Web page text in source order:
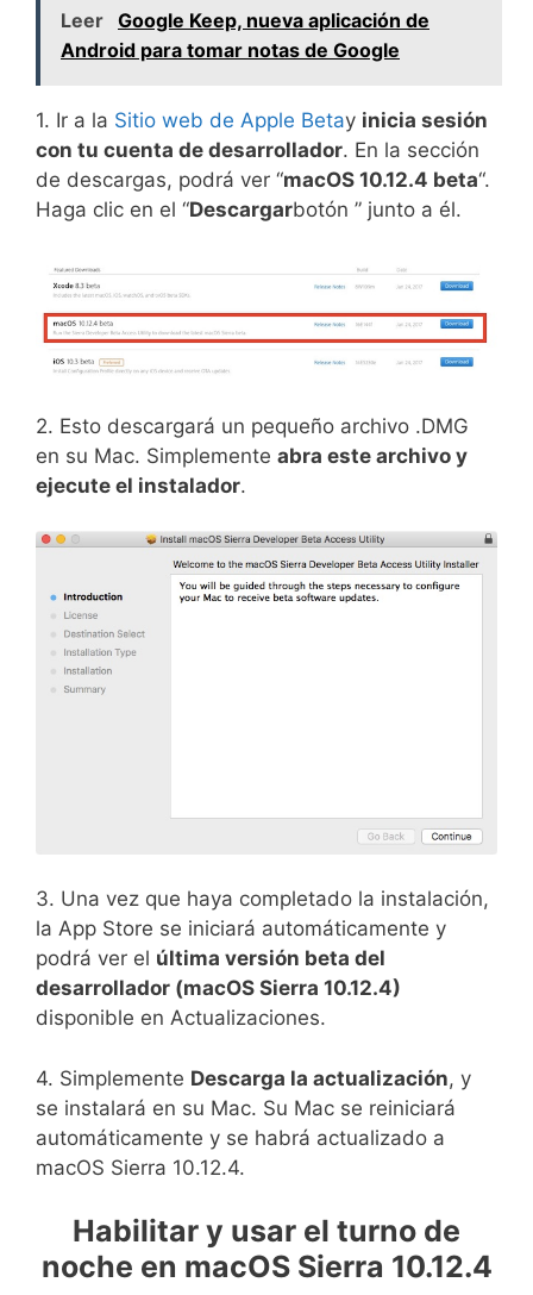
Leer Google Keep, nueva aplicación de
Android para tomar notas de Google
1. Ir a la Sitio web de Apple Betay inicia sesión
con tu cuenta de desarrollador. En la sección
de descargas, podrá ver “macOS 10.12.4 beta“.
Haga clic en el “Descargarbotón ” junto a él.
2. Esto descargará un pequeño archivo .DMG
en su Mac. Simplemente abra este archivo y
ejecute el instalador.
3. Una vez que haya completado la instalación,
la App Store se iniciará automáticamente y
podrá ver el última versión beta del
desarrollador (macOS Sierra 10.12.4)
disponible en Actualizaciones.
4. Simplemente Descarga la actualización, y
se instalará en su Mac. Su Mac se reiniciará
automáticamente y se habrá actualizado a
macOS Sierra 10.12.4.
Habilitar y usar el turno de
noche en macOS Sierra 10.12.4